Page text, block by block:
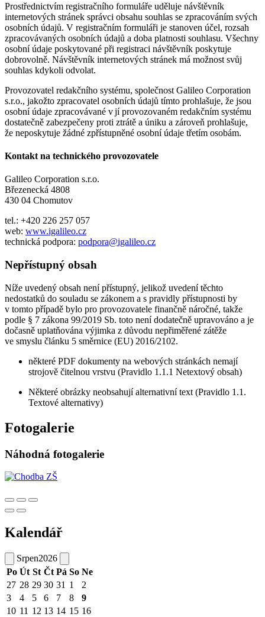
Prostřednictvím registračního formuláře uděluje návštěvník
internetových stránek správci obsahu souhlas se zpracováním svých
osobních údajů. V registračním formuláři je stanoven účel, rozsah
zpracovávaných osobních údajů a doba platnosti souhlasu. Všechny
osobní údaje poskytované při registraci návštěvník poskytuje
dobrovolně. Návštěvník internetových stránek má možnost svůj
souhlas kdykoli odvolat.
Provozovatel redakčního systému, společnost Galileo Corporation
s.r.o., jakožto zpracovatel osobních údajů tímto prohlašuje, že jsou
osobní údaje zpracovávané v jí provozovaném redakčním systému
dostatečně zabezpečeny proti ztrátě a úniku a zároveň prohlašuje,
že neposkytuje žádné zpřístupněné osobní údaje třetím osobám.
Kontakt na technického provozovatele
Galileo Corporation s.r.o.
Březenecká 4808
430 04 Chomutov
tel.: +420 226 257 057
web: www.igalileo.cz
technická podpora: podpora@igalileo.cz
Nepřístupný obsah
Níže uvedený obsah není přístupný, jelikož uvedení těchto
nedostatků do souladu se zákonem a s pravidly přístupnosti by
v tomto případě bylo pro provozovatele finančně náročné, takže
podle § 7 zákona 99/2019 Sb. toto není dodatečně upravováno a je
dočasně uplatňována výjimka z důvodu nepřiměřené zátěže
ve smyslu článku 5 směrnice (EU) 2016/2102.
některé PDF dokumenty na webových stránkách nemají
strojově čitelnou vrstvu (Pravidlo 1.1.1 Netextový obsah)
Některé obrázky neobsahují alternativní text (Pravidlo 1.1.
Textové alternativy)
Fotogalerie
Náhodná fotogalerie
Kalendář
Srpen2026
Po Út St Čt Pá So Ne
27 28 29 30 31 1
2
3
4 5 6 7 8
9
10 11 12 13 14 15 16